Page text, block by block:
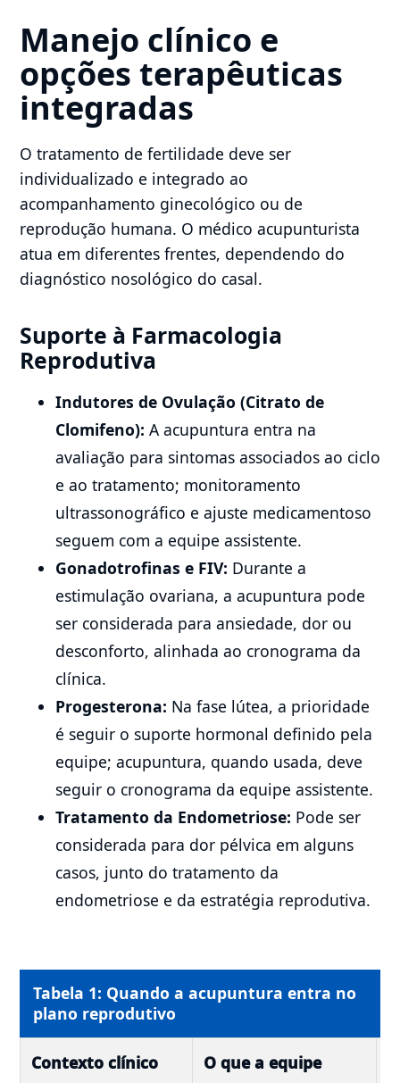
Manejo clínico e
opções terapêuticas
integradas
O tratamento de fertilidade deve ser
individualizado e integrado ao
acompanhamento ginecológico ou de
reprodução humana. O médico acupunturista
atua em diferentes frentes, dependendo do
diagnóstico nosológico do casal.
Suporte à Farmacologia
Reprodutiva
Indutores de Ovulação (Citrato de
Clomifeno): A acupuntura entra na
avaliação para sintomas associados ao ciclo
e ao tratamento; monitoramento
ultrassonográfico e ajuste medicamentoso
seguem com a equipe assistente.
Gonadotrofinas e FIV: Durante a
estimulação ovariana, a acupuntura pode
ser considerada para ansiedade, dor ou
desconforto, alinhada ao cronograma da
clínica.
Progesterona: Na fase lútea, a prioridade
é seguir o suporte hormonal definido pela
equipe; acupuntura, quando usada, deve
seguir o cronograma da equipe assistente.
Tratamento da Endometriose: Pode ser
considerada para dor pélvica em alguns
casos, junto do tratamento da
endometriose e da estratégia reprodutiva.
Tabela 1: Quando a acupuntura entra no
plano reprodutivo
Contexto clínico
O que a equipe